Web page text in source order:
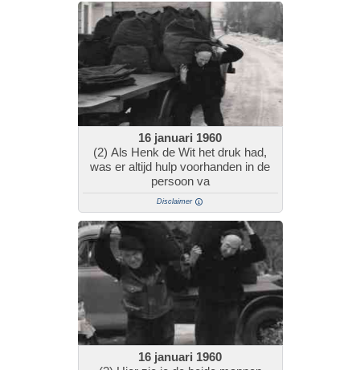
16 januari 1960
(2) Als Henk de Wit het druk had,
was er altijd hulp voorhanden in de
persoon va
Disclaimer
16 januari 1960